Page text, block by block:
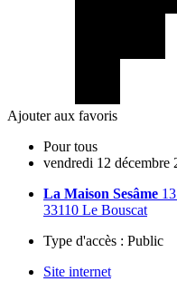
Ajouter aux favoris
Pour tous
vendredi 12 décembre
La Maison Sesâme
33110 Le Bouscat
Type d'accès : Public
Site internet